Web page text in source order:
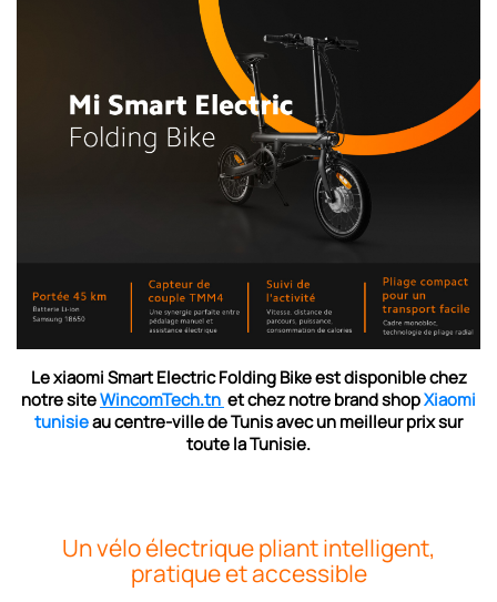
Le xiaomi Smart Electric Folding Bike est disponiblechez
notresiteWincomTech.tn etchez notre brand shopXiaomi
tunisieau centre-ville de Tunis avec un meilleur prix sur
toute la Tunisie.
Un vélo électrique pliant intelligent,
pratique et accessible